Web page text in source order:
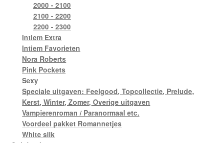
2000 - 2100
2100 - 2200
2200 - 2300
Intiem Extra
Intiem Favorieten
Nora Roberts
Pink Pockets
Sexy
Speciale uitgaven: Feelgood, Topcollectie, Prelude,
Kerst, Winter, Zomer, Overige uitgaven
Vampierenroman / Paranormaal etc.
Voordeel pakket Romannetjes
White silk